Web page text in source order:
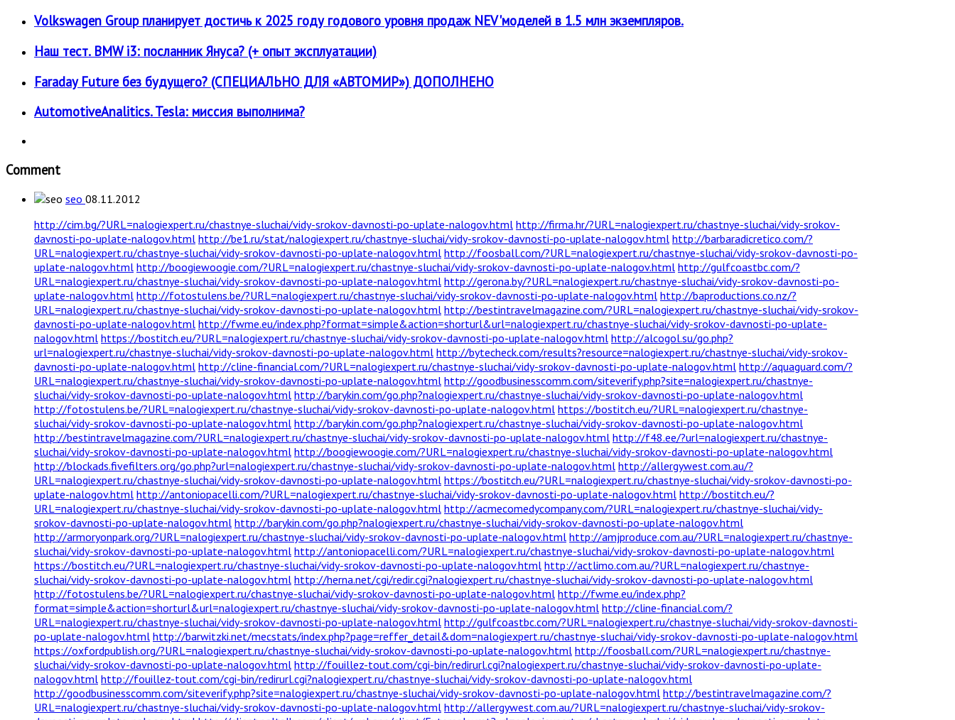
Volkswagen Group планирует достичь к 2025 году годового уровня продаж NEV'моделей в 1.5 млн экземпляров.
Наш тест. BMW i3: посланник Януса? (+ опыт эксплуатации)
Faraday Future без будущего? (СПЕЦИАЛЬНО ДЛЯ «АВТОМИР») ДОПОЛНЕНО
AutomotiveAnalitics. Tesla: миссия выполнима?
Comment
seo 08.11.2012
http://cim.bg/?URL=nalogiexpert.ru/chastnye-sluchai/vidy-srokov-davnosti-po-uplate-nalogov.html http://firma.hr/?URL=nalogiexpert.ru/chastnye-sluchai/vidy-srokov-
davnosti-po-uplate-nalogov.html http://be1.ru/stat/nalogiexpert.ru/chastnye-sluchai/vidy-srokov-davnosti-po-uplate-nalogov.html http://barbaradicretico.com/?
URL=nalogiexpert.ru/chastnye-sluchai/vidy-srokov-davnosti-po-uplate-nalogov.html http://foosball.com/?URL=nalogiexpert.ru/chastnye-sluchai/vidy-srokov-davnosti-po-
uplate-nalogov.html http://boogiewoogie.com/?URL=nalogiexpert.ru/chastnye-sluchai/vidy-srokov-davnosti-po-uplate-nalogov.html http://gulfcoastbc.com/?
URL=nalogiexpert.ru/chastnye-sluchai/vidy-srokov-davnosti-po-uplate-nalogov.html http://gerona.by/?URL=nalogiexpert.ru/chastnye-sluchai/vidy-srokov-davnosti-po-
uplate-nalogov.html http://fotostulens.be/?URL=nalogiexpert.ru/chastnye-sluchai/vidy-srokov-davnosti-po-uplate-nalogov.html http://baproductions.co.nz/?
URL=nalogiexpert.ru/chastnye-sluchai/vidy-srokov-davnosti-po-uplate-nalogov.html http://bestintravelmagazine.com/?URL=nalogiexpert.ru/chastnye-sluchai/vidy-srokov-
davnosti-po-uplate-nalogov.html http://fwme.eu/index.php?format=simple&action=shorturl&url=nalogiexpert.ru/chastnye-sluchai/vidy-srokov-davnosti-po-uplate-
nalogov.html https://bostitch.eu/?URL=nalogiexpert.ru/chastnye-sluchai/vidy-srokov-davnosti-po-uplate-nalogov.html http://alcogol.su/go.php?
url=nalogiexpert.ru/chastnye-sluchai/vidy-srokov-davnosti-po-uplate-nalogov.html http://bytecheck.com/results?resource=nalogiexpert.ru/chastnye-sluchai/vidy-srokov-
davnosti-po-uplate-nalogov.html http://cline-financial.com/?URL=nalogiexpert.ru/chastnye-sluchai/vidy-srokov-davnosti-po-uplate-nalogov.html http://aquaguard.com/?
URL=nalogiexpert.ru/chastnye-sluchai/vidy-srokov-davnosti-po-uplate-nalogov.html http://goodbusinesscomm.com/siteverify.php?site=nalogiexpert.ru/chastnye-
sluchai/vidy-srokov-davnosti-po-uplate-nalogov.html http://barykin.com/go.php?nalogiexpert.ru/chastnye-sluchai/vidy-srokov-davnosti-po-uplate-nalogov.html
http://fotostulens.be/?URL=nalogiexpert.ru/chastnye-sluchai/vidy-srokov-davnosti-po-uplate-nalogov.html https://bostitch.eu/?URL=nalogiexpert.ru/chastnye-
sluchai/vidy-srokov-davnosti-po-uplate-nalogov.html http://barykin.com/go.php?nalogiexpert.ru/chastnye-sluchai/vidy-srokov-davnosti-po-uplate-nalogov.html
http://bestintravelmagazine.com/?URL=nalogiexpert.ru/chastnye-sluchai/vidy-srokov-davnosti-po-uplate-nalogov.html http://f48.ee/?url=nalogiexpert.ru/chastnye-
sluchai/vidy-srokov-davnosti-po-uplate-nalogov.html http://boogiewoogie.com/?URL=nalogiexpert.ru/chastnye-sluchai/vidy-srokov-davnosti-po-uplate-nalogov.html
http://blockads.fivefilters.org/go.php?url=nalogiexpert.ru/chastnye-sluchai/vidy-srokov-davnosti-po-uplate-nalogov.html http://allergywest.com.au/?
URL=nalogiexpert.ru/chastnye-sluchai/vidy-srokov-davnosti-po-uplate-nalogov.html https://bostitch.eu/?URL=nalogiexpert.ru/chastnye-sluchai/vidy-srokov-davnosti-po-
uplate-nalogov.html http://antoniopacelli.com/?URL=nalogiexpert.ru/chastnye-sluchai/vidy-srokov-davnosti-po-uplate-nalogov.html http://bostitch.eu/?
URL=nalogiexpert.ru/chastnye-sluchai/vidy-srokov-davnosti-po-uplate-nalogov.html http://acmecomedycompany.com/?URL=nalogiexpert.ru/chastnye-sluchai/vidy-
srokov-davnosti-po-uplate-nalogov.html http://barykin.com/go.php?nalogiexpert.ru/chastnye-sluchai/vidy-srokov-davnosti-po-uplate-nalogov.html
http://armoryonpark.org/?URL=nalogiexpert.ru/chastnye-sluchai/vidy-srokov-davnosti-po-uplate-nalogov.html http://amjproduce.com.au/?URL=nalogiexpert.ru/chastnye-
sluchai/vidy-srokov-davnosti-po-uplate-nalogov.html http://antoniopacelli.com/?URL=nalogiexpert.ru/chastnye-sluchai/vidy-srokov-davnosti-po-uplate-nalogov.html
https://bostitch.eu/?URL=nalogiexpert.ru/chastnye-sluchai/vidy-srokov-davnosti-po-uplate-nalogov.html http://actlimo.com.au/?URL=nalogiexpert.ru/chastnye-
sluchai/vidy-srokov-davnosti-po-uplate-nalogov.html http://herna.net/cgi/redir.cgi?nalogiexpert.ru/chastnye-sluchai/vidy-srokov-davnosti-po-uplate-nalogov.html
http://fotostulens.be/?URL=nalogiexpert.ru/chastnye-sluchai/vidy-srokov-davnosti-po-uplate-nalogov.html http://fwme.eu/index.php?
format=simple&action=shorturl&url=nalogiexpert.ru/chastnye-sluchai/vidy-srokov-davnosti-po-uplate-nalogov.html http://cline-financial.com/?
URL=nalogiexpert.ru/chastnye-sluchai/vidy-srokov-davnosti-po-uplate-nalogov.html http://gulfcoastbc.com/?URL=nalogiexpert.ru/chastnye-sluchai/vidy-srokov-davnosti-
po-uplate-nalogov.html http://barwitzki.net/mecstats/index.php?page=reffer_detail&dom=nalogiexpert.ru/chastnye-sluchai/vidy-srokov-davnosti-po-uplate-nalogov.html
https://oxfordpublish.org/?URL=nalogiexpert.ru/chastnye-sluchai/vidy-srokov-davnosti-po-uplate-nalogov.html http://foosball.com/?URL=nalogiexpert.ru/chastnye-
sluchai/vidy-srokov-davnosti-po-uplate-nalogov.html http://fouillez-tout.com/cgi-bin/redirurl.cgi?nalogiexpert.ru/chastnye-sluchai/vidy-srokov-davnosti-po-uplate-
nalogov.html http://fouillez-tout.com/cgi-bin/redirurl.cgi?nalogiexpert.ru/chastnye-sluchai/vidy-srokov-davnosti-po-uplate-nalogov.html
http://goodbusinesscomm.com/siteverify.php?site=nalogiexpert.ru/chastnye-sluchai/vidy-srokov-davnosti-po-uplate-nalogov.html http://bestintravelmagazine.com/?
URL=nalogiexpert.ru/chastnye-sluchai/vidy-srokov-davnosti-po-uplate-nalogov.html http://allergywest.com.au/?URL=nalogiexpert.ru/chastnye-sluchai/vidy-srokov-